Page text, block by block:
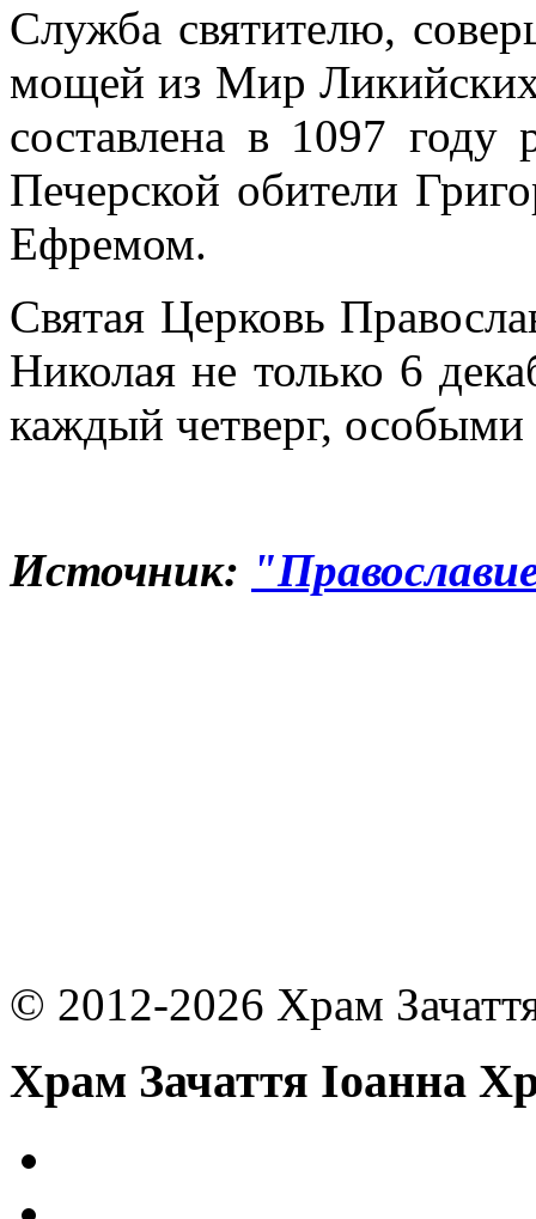
Служба святителю,
мощей из Мир
составлена в 1097 году
Печерской обители
Ефремом.
Святая Церковь
Николая не только 6
каждый четверг,
Источник:
© 2012-2026 Храм
Храм Зачаття Іоанна